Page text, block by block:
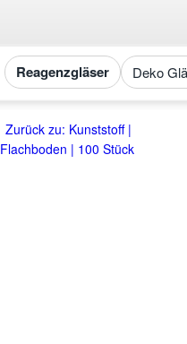
Reagenzgläser Deko
Zurück zu: Kunststoff |
Flachboden | 100 Stück